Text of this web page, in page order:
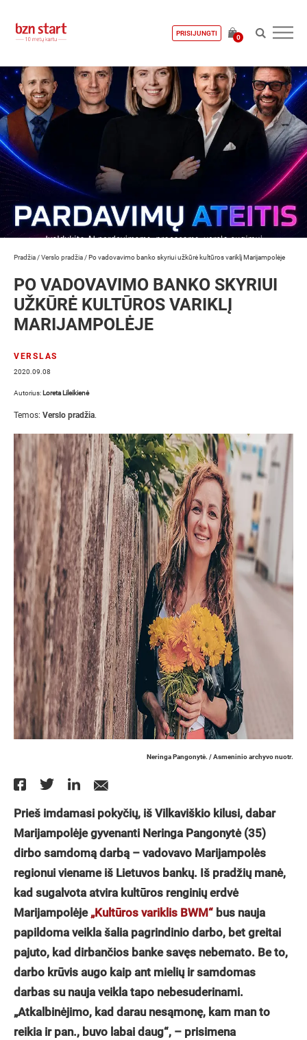
PRISIJUNGTI
0
Pradžia /Verslo pradžia /Po vadovavimo banko skyriui užkūrė kultūros variklį Marijampolėje
PO VADOVAVIMO BANKO SKYRIUI
UŽKŪRĖ KULTŪROS VARIKLĮ
MARIJAMPOLĖJE
VERSLAS
2020.09.08
Autorius: Loreta Lileikienė
Temos: Verslo pradžia.
Neringa Pangonytė. / Asmeninio archyvo nuotr.
Prieš imdamasi pokyčių, iš Vilkaviškio kilusi, dabar
Marijampolėje gyvenanti Neringa Pangonytė (35)
dirbo samdomą darbą – vadovavo Marijampolės
regionui viename iš Lietuvos bankų. Iš pradžių manė,
kad sugalvota atvira kultūros renginių erdvė
Marijampolėje „Kultūros variklis BWM“ bus nauja
papildoma veikla šalia pagrindinio darbo, bet greitai
pajuto, kad dirbančios banke savęs nebemato. Be to,
darbo krūvis augo kaip ant mielių ir samdomas
darbas su nauja veikla tapo nebesuderinami.
„Atkalbinėjimo, kad darau nesąmonę, kam man to
reikia ir pan., buvo labai daug“, – prisimena